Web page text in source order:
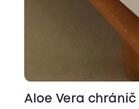
Aloe Vera chránič matrace PREMIUM - bílý 80x160